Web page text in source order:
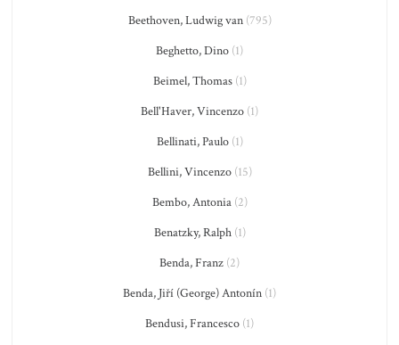
Beethoven, Ludwig van(795)
Beghetto, Dino (1)
Beimel, Thomas(1)
Bell'Haver, Vincenzo (1)
Bellinati, Paulo(1)
Bellini, Vincenzo(15)
Bembo, Antonia(2)
Benatzky, Ralph(1)
Benda, Franz (2)
Benda, Jiří (George) Antonín (1)
Bendusi, Francesco (1)